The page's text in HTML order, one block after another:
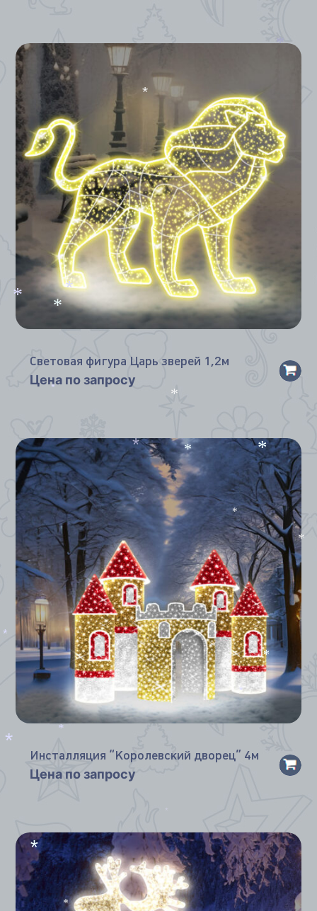
Световая фигура Царь зверей 1,2м
Цена по запросу
Инсталляция “Королевский дворец” 4м
Цена по запросу
*
*
*
*
*
*
*
*
*
*